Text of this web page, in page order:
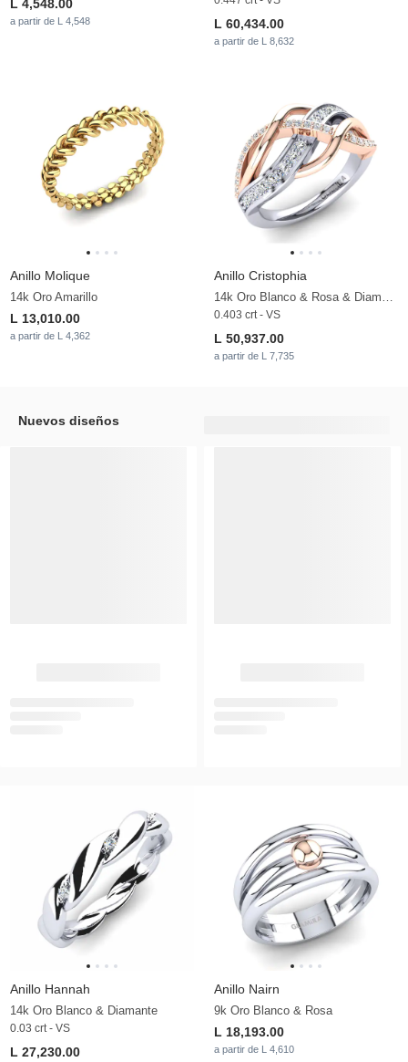
L 4,548.00
a partir de L 4,548 L 60,434.00
a partir de L 8,632
Anillo Molique
14k Oro Amarillo
L 13,010.00
a partir de L 4,362
Anillo Cristophia
0.403 crt - VS
L 50,937.00
a partir de L 7,735
Nuevos diseños
Anillo Hannah
14k Oro Blanco & Diamante
0.03 crt - VS
L 27,230.00
Anillo Nairn
9k Oro Blanco & Rosa
L 18,193.00
a partir de L 4,610